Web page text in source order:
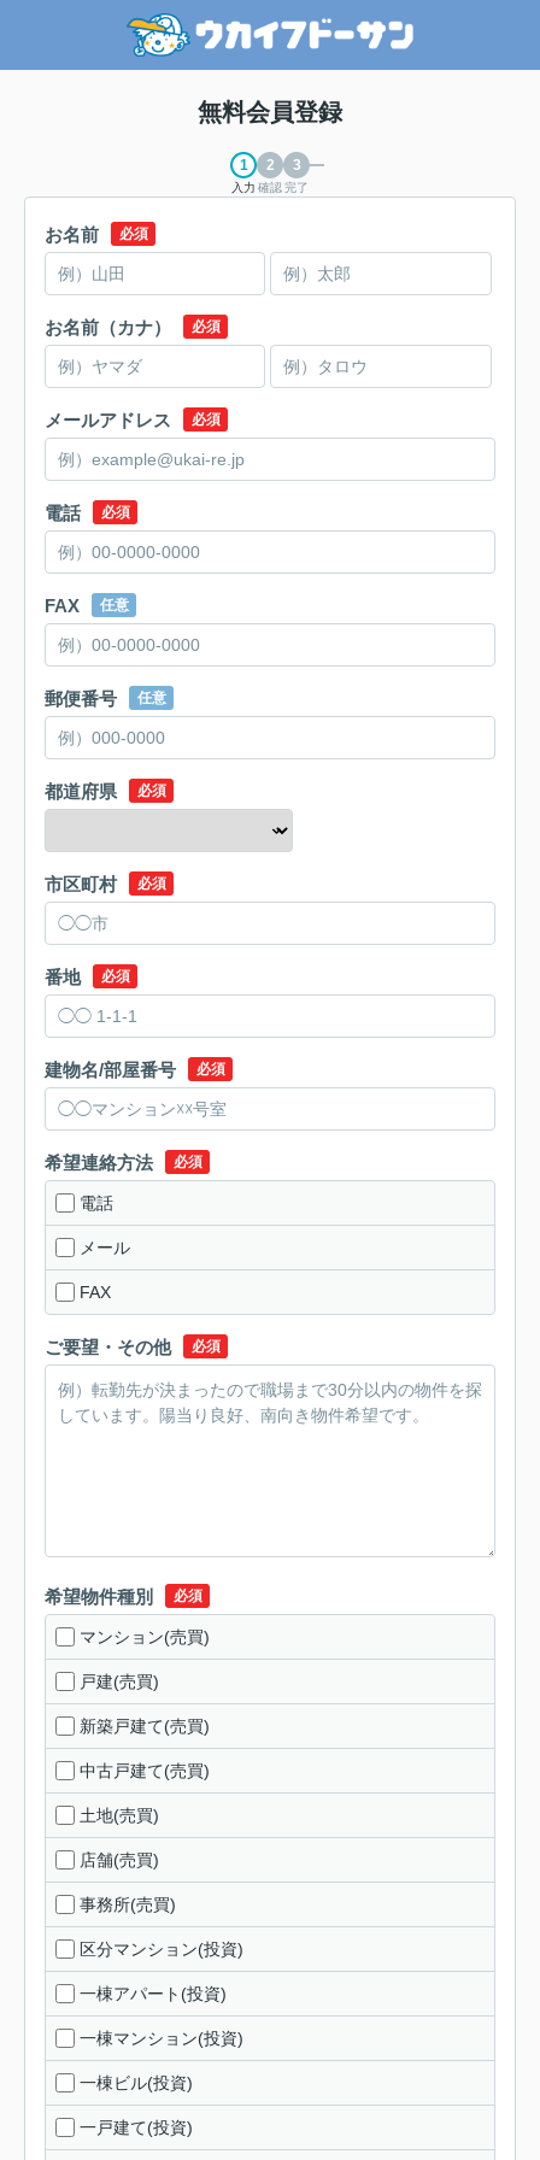
無料会員登録
入力 確認完了
お名前 必須
お名前（カナ） 必須
メールアドレス 必須
電話 必須
FAX 任意
郵便番号 任意
都道府県 必須
市区町村 必須
番地 必須
建物名/部屋番号 必須
希望連絡方法 必須
電話
メール
FAX
ご要望・その他 必須
希望物件種別 必須
マンション(売買)
戸建(売買)
新築戸建て(売買)
中古戸建て(売買)
土地(売買)
店舗(売買)
事務所(売買)
区分マンション(投資)
一棟アパート(投資)
一棟マンション(投資)
一棟ビル(投資)
一戸建て(投資)